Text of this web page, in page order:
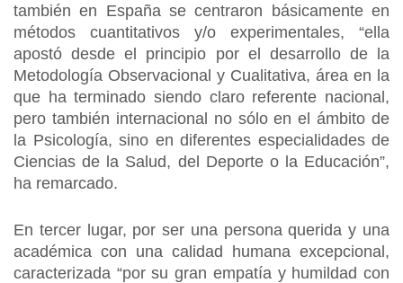
también en España se centraron básicamente en
métodos cuantitativos y/o experimentales, “ella
apostó desde el principio por el desarrollo de la
Metodología Observacional y Cualitativa, área en la
que ha terminado siendo claro referente nacional,
pero también internacional no sólo en el ámbito de
la Psicología, sino en diferentes especialidades de
Ciencias de la Salud, del Deporte o la Educación”,
ha remarcado.
En tercer lugar, por ser una persona querida y una
académica con una calidad humana excepcional,
caracterizada “por su gran empatía y humildad con